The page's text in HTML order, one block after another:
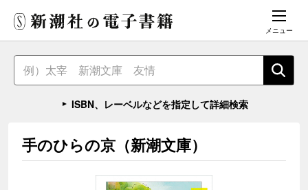
メニュー
ISBN、レーベルなどを指定して詳細検索
手のひらの京（新潮文庫）